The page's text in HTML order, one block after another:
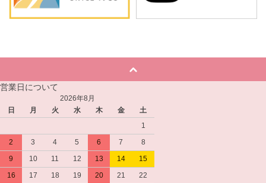
営業日について
2026年8月
日
月 火 水 木 金
土
1
2
3 4 5 6 7
8
9
10 11 12 13 14
15
16
17 18 19 20 21
22